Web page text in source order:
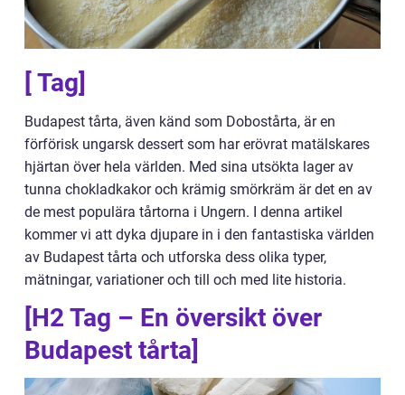
[ Tag]
Budapest tårta, även känd som Dobostårta, är en
förförisk ungarsk dessert som har erövrat matälskares
hjärtan över hela världen. Med sina utsökta lager av
tunna chokladkakor och krämig smörkräm är det en av
de mest populära tårtorna i Ungern. I denna artikel
kommer vi att dyka djupare in i den fantastiska världen
av Budapest tårta och utforska dess olika typer,
mätningar, variationer och till och med lite historia.
[H2 Tag – En översikt över
Budapest tårta]